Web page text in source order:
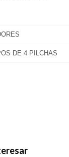
DE 4 PILCHAS